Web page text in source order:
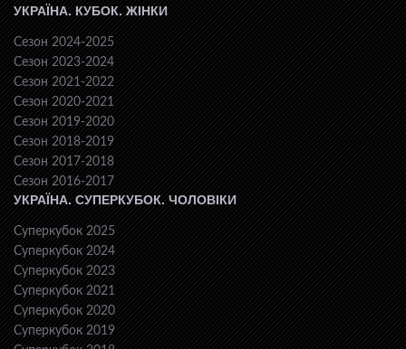
УКРАЇНА. КУБОК. ЖІНКИ
Сезон 2024-2025
Сезон 2023-2024
Сезон 2021-2022
Сезон 2020-2021
Сезон 2019-2020
Сезон 2018-2019
Сезон 2017-2018
Сезон 2016-2017
УКРАЇНА. СУПЕРКУБОК. ЧОЛОВІКИ
Суперкубок 2025
Суперкубок 2024
Суперкубок 2023
Суперкубок 2021
Суперкубок 2020
Суперкубок 2019